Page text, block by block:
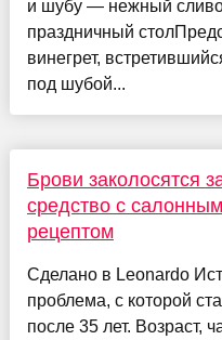
и шубу — нежный
праздничный
винегрет,
под шубой...
Брови заколосятся
средство с
рецептом
Сделано в Leonardo
проблема, с которой
после 35 лет. Возраст,